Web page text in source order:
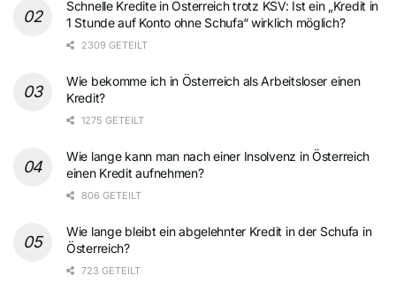
Schnelle Kredite in Österreich trotz KSV: Ist ein „Kredit in
1 Stunde auf Konto ohne Schufa“ wirklich möglich?
2309 GETEILT
Wie bekomme ich in Österreich als Arbeitsloser einen
Kredit?
1275 GETEILT
Wie lange kann man nach einer Insolvenz in Österreich
einen Kredit aufnehmen?
806 GETEILT
Wie lange bleibt ein abgelehnter Kredit in der Schufa in
Österreich?
723 GETEILT